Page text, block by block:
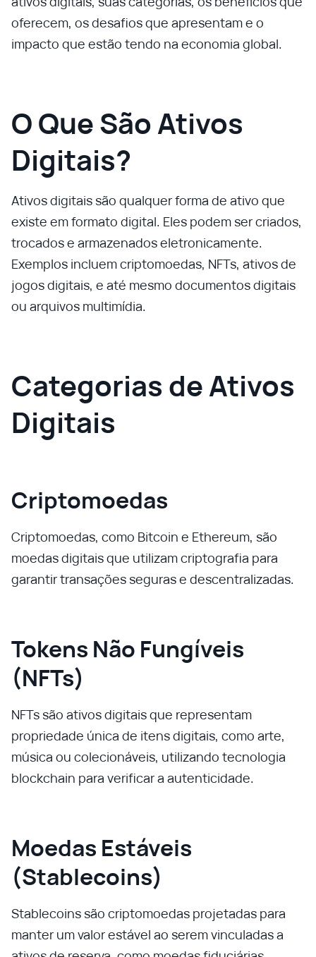
oferecem, os desafios que apresentam e o
impacto que estão tendo na economia global.
O Que São Ativos
Digitais?
Ativos digitais são qualquer forma de ativo que
existe em formato digital. Eles podem ser criados,
trocados e armazenados eletronicamente.
Exemplos incluem criptomoedas, NFTs, ativos de
jogos digitais, e até mesmo documentos digitais
ou arquivos multimídia.
Categorias de Ativos
Digitais
Criptomoedas
Criptomoedas, como Bitcoin e Ethereum, são
moedas digitais que utilizam criptografia para
garantir transações seguras e descentralizadas.
Tokens Não Fungíveis
(NFTs)
NFTs são ativos digitais que representam
propriedade única de itens digitais, como arte,
música ou colecionáveis, utilizando tecnologia
blockchain para verificar a autenticidade.
Moedas Estáveis
(Stablecoins)
Stablecoins são criptomoedas projetadas para
manter um valor estável ao serem vinculadas a